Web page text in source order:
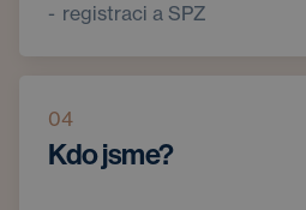
registraci a SPZ
04
Kdo jsme?